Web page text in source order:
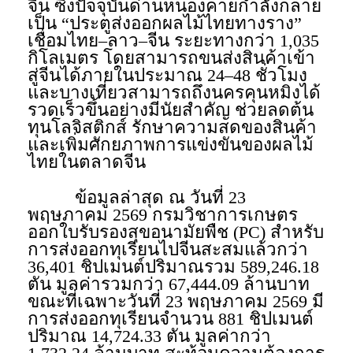
จีน ซึ่งปัจจุบันด่านหนองคายกำลังกลาย
เป็น “ประตูส่งออกผลไม้ไทยทางราง”
เชื่อมไทย–ลาว–จีน ระยะทางกว่า 1,035
กิโลเมตร โดยสามารถขนส่งสินค้าเข้า
สู่จีนได้ภายในประมาณ 24–48 ชั่วโมง
และบางเที่ยวสามารถถึงนครคุนหมิงได้
รวดเร็วขึ้นอย่างมีนัยสำคัญ ช่วยลดต้น
ทุนโลจิสติกส์ รักษาความสดของสินค้า
และเพิ่มศักยภาพการแข่งขันของผลไม้
ไทยในตลาดจีน
​ข้อมูลล่าสุด ณ วันที่ 23
พฤษภาคม 2569 กรมวิชาการเกษตร
ออกใบรับรองสุขอนามัยพืช (PC) สำหรับ
การส่งออกทุเรียนไปจีนสะสมแล้วกว่า
36,401 ชิปเมนต์ปริมาณรวม 589,246.18
ตัน มูลค่ารวมกว่า 67,444.09 ล้านบาท
ขณะที่เฉพาะวันที่ 23 พฤษภาคม 2569 มี
การส่งออกทุเรียนจำนวน 881 ชิปเมนต์
ปริมาณ 14,724.33 ตัน มูลค่ากว่า